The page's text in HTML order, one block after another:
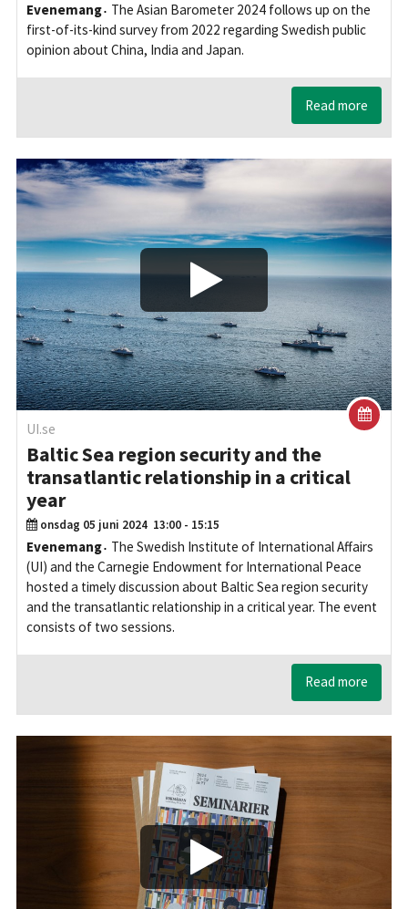
Evenemang
The Asian Barometer 2024 follows up on the
first-of-its-kind survey from 2022 regarding Swedish public
opinion about China, India and Japan.
Read more
Play/Visa
UI.se
Baltic Sea region security and the
transatlantic relationship in a critical
year
onsdag 05 juni 2024 13:00 - 15:15
Evenemang
The Swedish Institute of International Affairs
(UI) and the Carnegie Endowment for International Peace
hosted a timely discussion about Baltic Sea region security
and the transatlantic relationship in a critical year. The event
consists of two sessions.
Read more
Play/Visa